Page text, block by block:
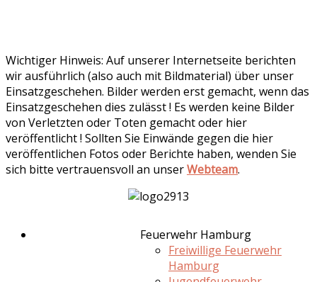
Wichtiger Hinweis: Auf unserer Internetseite berichten
wir ausführlich (also auch mit Bildmaterial) über unser
Einsatzgeschehen. Bilder werden erst gemacht, wenn das
Einsatzgeschehen dies zulässt ! Es werden keine Bilder
von Verletzten oder Toten gemacht oder hier
veröffentlicht ! Sollten Sie Einwände gegen die hier
veröffentlichen Fotos oder Berichte haben, wenden Sie
sich bitte vertrauensvoll an unserWebteam.
Feuerwehr Hamburg
Freiwillige Feuerwehr
Hamburg